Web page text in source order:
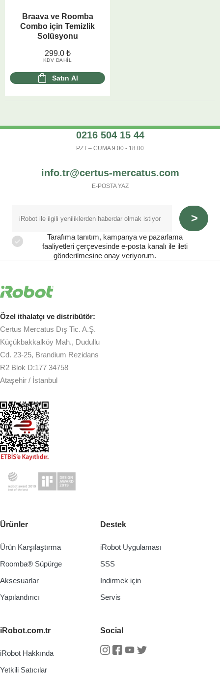
Braava ve Roomba
Combo için Temizlik
Solüsyonu
299.0 ₺
KDV DAHIL
Satın Al
0216 504 15 44
PZT – CUMA 9:00 - 18:00
info.tr@certus-mercatus.com
E-POSTA YAZ
Tarafıma tanıtım, kampanya ve pazarlama
faaliyetleri çerçevesinde e-posta kanalı ile ileti
gönderilmesine onay veriyorum.
Özel ithalatçı ve distribütör:
Certus Mercatus Dış Tic. A.Ş.
Küçükbakkalköy Mah., Dudullu
Cd. 23-25, Brandium Rezidans
R2 Blok D:177 34758
Ataşehir / İstanbul
Ürünler
Ürün Karşılaştırma
Roomba® Süpürge
Aksesuarlar
Yapılandırıcı
Destek
iRobot Uygulaması
SSS
Indirmek için
Servis
iRobot.com.tr
iRobot Hakkında
Yetkili Satıcılar
Social
Instagram
Facebook
Youtube